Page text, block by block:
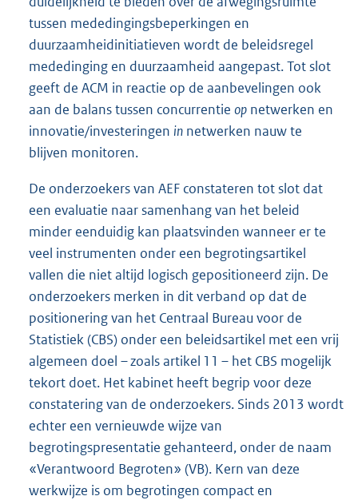
tussen mededingingsbeperkingen en
duurzaamheidinitiatieven wordt de beleidsregel
mededinging en duurzaamheid aangepast. Tot slot
geeft de ACM in reactie op de aanbevelingen ook
aan de balans tussen concurrentie op netwerken en
innovatie/investeringen in netwerken nauw te
blijven monitoren.
De onderzoekers van AEF constateren tot slot dat
een evaluatie naar samenhang van het beleid
minder eenduidig kan plaatsvinden wanneer er te
veel instrumenten onder een begrotingsartikel
vallen die niet altijd logisch gepositioneerd zijn. De
onderzoekers merken in dit verband op dat de
positionering van het Centraal Bureau voor de
Statistiek (CBS) onder een beleidsartikel met een vrij
algemeen doel – zoals artikel 11 – het CBS mogelijk
tekort doet. Het kabinet heeft begrip voor deze
constatering van de onderzoekers. Sinds 2013 wordt
echter een vernieuwde wijze van
begrotingspresentatie gehanteerd, onder de naam
«Verantwoord Begroten» (VB). Kern van deze
werkwijze is om begrotingen compact en